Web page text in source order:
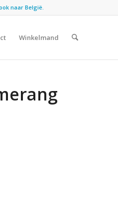
naar België.
Winkelmand